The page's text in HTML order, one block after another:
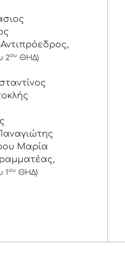
2ουΘΗΔ)
Μαρία
1ουΘΗΔ)